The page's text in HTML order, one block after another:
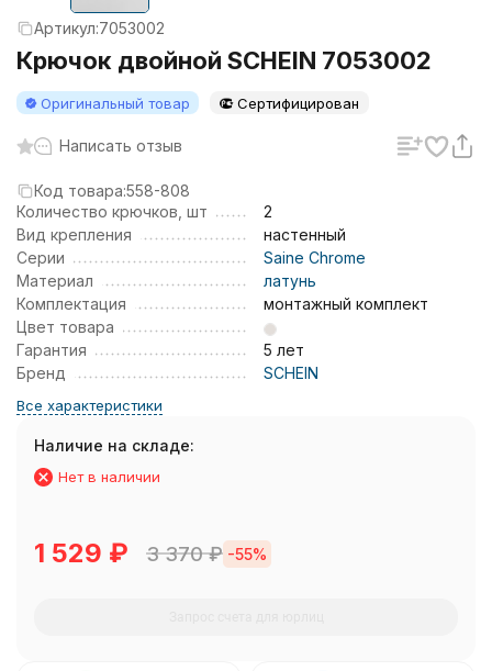
Артикул:7053002
Крючок двойной SCHEIN 7053002
Оригинальный товар Сертифицирован
Написать отзыв
Код товара:558-808
Количество крючков, шт
2
Вид крепления
настенный
Серии
Saine Chrome
Материал
латунь
Комплектация
монтажный комплект
Цвет товара
Гарантия
5 лет
Бренд
SCHEIN
Все характеристики
Наличие на складе:
Нет в наличии
1 529 ₽ 3 370₽ -55%